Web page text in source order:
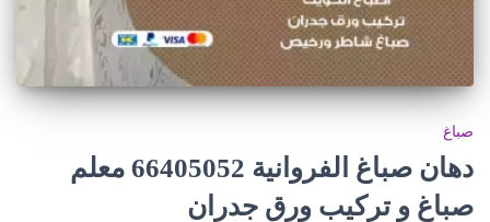
صباغ
دهان صباغ الفروانية 66405052 معلم
صباغ و تركيب ورق جدران